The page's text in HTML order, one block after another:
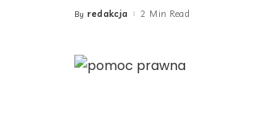
Posted
By redakcja 2 Min Read